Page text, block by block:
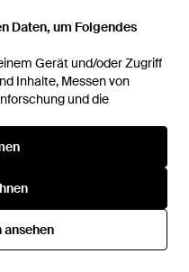
Daten, um Folgendes
Gerät und/oder Zugriff
Inhalte, Messen von
und die
Daten, um Folgendes
Gerät und/oder Zugriff
Inhalte, Messen von
und die
€32 €